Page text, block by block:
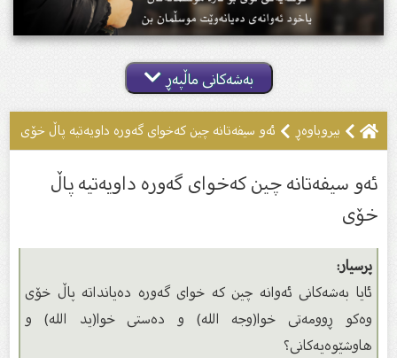
بەشەکانی ماڵپەڕ
بیروباوه‌ڕ ئەو سیفەتانە چین کەخوای گەورە داویەتیە پاڵ خۆی
ئەو سیفەتانە چین کەخوای گەورە داویەتیە پاڵ
خۆی
پرسیار:
ئایا بەشەكانى ئەوانە چین كە خواى گەورە دەیانداتە پاڵ خۆى
وەكو ڕوومەتى خوا(وجه الله) و دەستى خوا(يد الله) و
هاوشێوەیەكانى؟